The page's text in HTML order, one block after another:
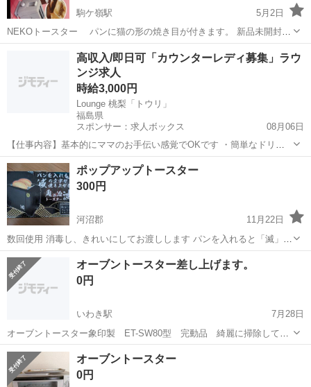
駒ケ嶺駅
5月2日
NEKOトースター パンに猫の形の焼き目が付きます。 新品未開封で
すがプライズ品の為 箱に傷、凹み等がある場合がございます。素人保
管であることをご理解いただける方でお願いします。
相馬市 駒ケ嶺駅 キッチン家電 トースター
高収入/即日可「カウンターレディ募集」ラウ
ンジ求人
時給3,000円
Lounge 桃梨「トウリ」
福島県
スポンサー：求人ボックス
08月06日
【仕事内容】基本的にママのお手伝い感覚でOKです ・簡単なドリン
ク作り ・お客様とのおしゃべり …など、難しいことはお願いしませ
ん! 困った時は、ママが優しくフォローします。 笑顔がステキな方
や、盛り上げ上手な方は大歓迎 楽しい「...
アルバイト・パート
ポップアップトースター
300円
河沼郡
11月22日
数回使用 消毒し、きれいにしてお渡しします パンを入れると「滅」の
文字が焼き上がります ※3枚目の商品詳細はいくつか間違ってます
重量→1kgだと思います 同時トースト数→2枚
福島 キッチン家電 ポップアップ
オーブントースター差し上げます。
0円
いわき駅
7月28日
オーブントースター象印製 ET-SW80型 完動品 綺麗に掃除してあ
ります。買換えのため要らなくなりました。小型家電で市の回収に出
そうと思いましたが、十分に使用可能で勿体ないので、取りに来てい
ただける方に限り無料で差し上げます。
福島 いわき市 いわき駅 キッチン家電
オーブントースター
0円